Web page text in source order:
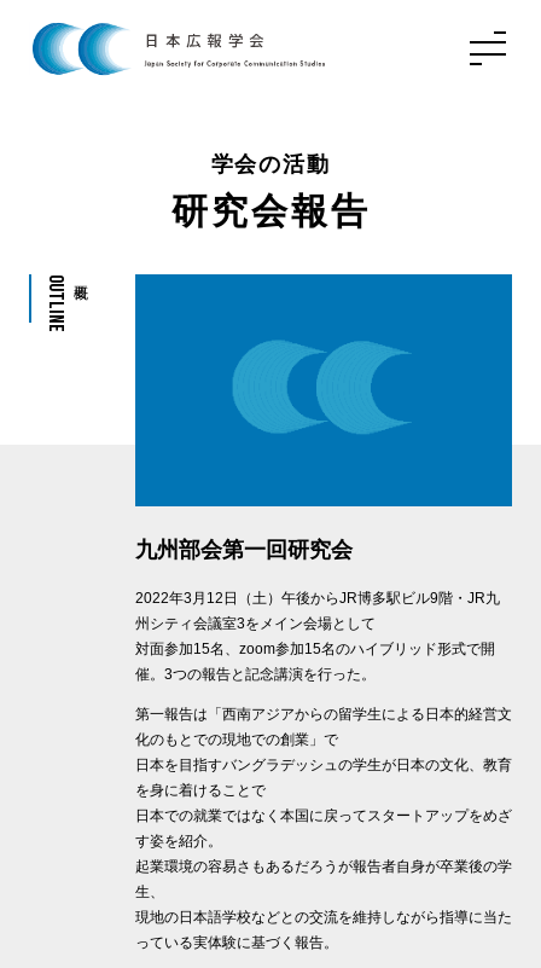
学会の活動
研究会報告
Outline
九州部会第一回研究会
2022年3月12日（土）午後からJR博多駅ビル9階・JR九
州シティ会議室3をメイン会場として
対面参加15名、zoom参加15名のハイブリッド形式で開
催。3つの報告と記念講演を行った。
第一報告は「西南アジアからの留学生による日本的経営文
化のもとでの現地での創業」で
日本を目指すバングラデッシュの学生が日本の文化、教育
を身に着けることで
日本での就業ではなく本国に戻ってスタートアップをめざ
す姿を紹介。
起業環境の容易さもあるだろうが報告者自身が卒業後の学
生、
現地の日本語学校などとの交流を維持しながら指導に当た
っている実体験に基づく報告。